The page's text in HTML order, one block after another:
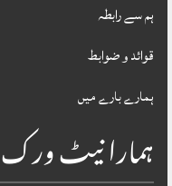
ہم سے رابطہ
قوائد و ضوابط
ہمارے بارے میں
ہمارا نیٹ ورک